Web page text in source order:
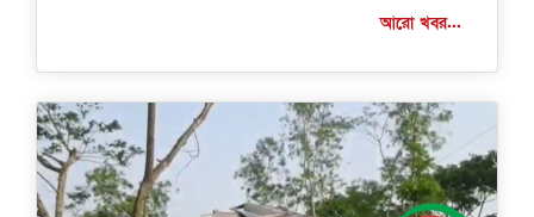
আরো খবর...